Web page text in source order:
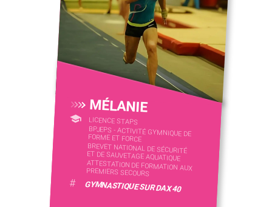
MÉLANIE
LICENCE STAPS
BPJEPS - ACTIVITÉ GYMNIQUE DE
FORME ET FORCE
BREVET NATIONAL DE SÉCURITÉ
ET DE SAUVETAGE AQUATIQUE
ATTESTATION DE FORMATION AUX
PREMIERS SECOURS
# GYMNASTIQUE SUR DAX 40